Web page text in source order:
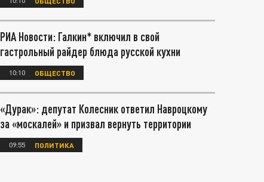
РИА Новости: Галкин* включил в свой
гастрольный райдер блюда русской кухни
10:10 ОБЩЕСТВО
«Дурак»: депутат Колесник ответил Навроцкому
за «москалей» и призвал вернуть территории
09:55 ПОЛИТИКА